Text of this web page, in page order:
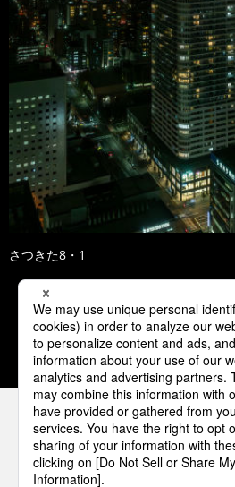
さつきた8・1
1 2 3 4
パナソニックの電気設備